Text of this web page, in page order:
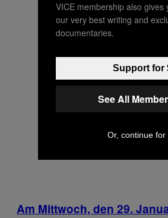
Am Mittwoch, den 29.
VICE membership also gives
our very best writing and
documentaries.
Support for
See All
Or, continue for